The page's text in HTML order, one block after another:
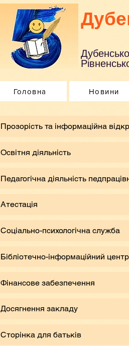
Головна Новини
​Прозорість та інформаційна
Освітня діяльність
Педагогічна діяльність
Атестація
Соціально-психологічна служба
Бібліотечно-інформаційний центр
Фінансове забезпечення
Досягнення закладу
Сторінка для батьків